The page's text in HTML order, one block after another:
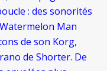
: des sonorités
Man
de son Korg,
de Shorter. De